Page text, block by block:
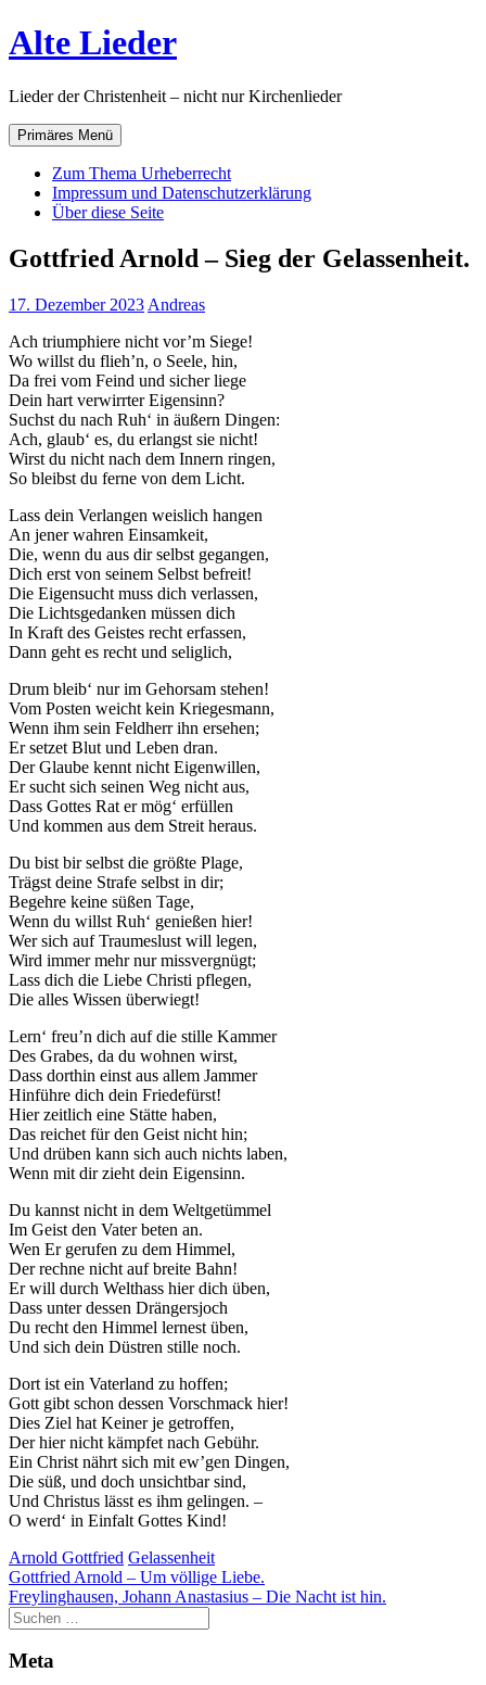
Zum
Inhalt
Alte Lieder
Lieder der Christenheit – nicht nur Kirchenlieder
Primäres Menü
Zum Thema Urheberrecht
Impressum und Datenschutzerklärung
Über diese Seite
Gottfried Arnold – Sieg der Gelassenheit.
17. Dezember 2023 Andreas
Ach triumphiere nicht vor’m Siege!
Wo willst du flieh’n, o Seele, hin,
Da frei vom Feind und sicher liege
Dein hart verwirrter Eigensinn?
Suchst du nach Ruh‘ in äußern Dingen:
Ach, glaub‘ es, du erlangst sie nicht!
Wirst du nicht nach dem Innern ringen,
So bleibst du ferne von dem Licht.
Lass dein Verlangen weislich hangen
An jener wahren Einsamkeit,
Die, wenn du aus dir selbst gegangen,
Dich erst von seinem Selbst befreit!
Die Eigensucht muss dich verlassen,
Die Lichtsgedanken müssen dich
In Kraft des Geistes recht erfassen,
Dann geht es recht und seliglich,
Drum bleib‘ nur im Gehorsam stehen!
Vom Posten weicht kein Kriegesmann,
Wenn ihm sein Feldherr ihn ersehen;
Er setzet Blut und Leben dran.
Der Glaube kennt nicht Eigenwillen,
Er sucht sich seinen Weg nicht aus,
Dass Gottes Rat er mög‘ erfüllen
Und kommen aus dem Streit heraus.
Du bist bir selbst die größte Plage,
Trägst deine Strafe selbst in dir;
Begehre keine süßen Tage,
Wenn du willst Ruh‘ genießen hier!
Wer sich auf Traumeslust will legen,
Wird immer mehr nur missvergnügt;
Lass dich die Liebe Christi pflegen,
Die alles Wissen überwiegt!
Lern‘ freu’n dich auf die stille Kammer
Des Grabes, da du wohnen wirst,
Dass dorthin einst aus allem Jammer
Hinführe dich dein Friedefürst!
Hier zeitlich eine Stätte haben,
Das reichet für den Geist nicht hin;
Und drüben kann sich auch nichts laben,
Wenn mit dir zieht dein Eigensinn.
Du kannst nicht in dem Weltgetümmel
Im Geist den Vater beten an.
Wen Er gerufen zu dem Himmel,
Der rechne nicht auf breite Bahn!
Er will durch Welthass hier dich üben,
Dass unter dessen Drängersjoch
Du recht den Himmel lernest üben,
Und sich dein Düstren stille noch.
Dort ist ein Vaterland zu hoffen;
Gott gibt schon dessen Vorschmack hier!
Dies Ziel hat Keiner je getroffen,
Der hier nicht kämpfet nach Gebühr.
Ein Christ nährt sich mit ew’gen Dingen,
Die süß, und doch unsichtbar sind,
Und Christus lässt es ihm gelingen. –
O werd‘ in Einfalt Gottes Kind!
Arnold Gottfried Gelassenheit
Beitragsnavigation
Gottfried Arnold – Um völlige Liebe.
Freylinghausen, Johann Anastasius – Die Nacht ist hin.
Meta